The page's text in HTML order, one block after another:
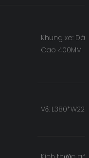
Khung xe:
Cao 400MM
Vỏ: